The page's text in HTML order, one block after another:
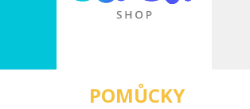
POMŮCKY